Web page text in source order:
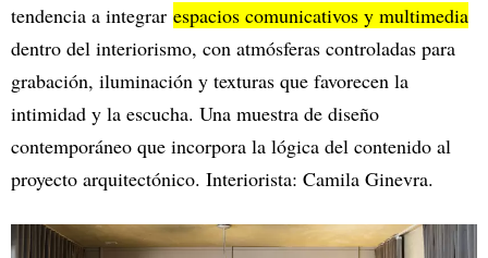
tendencia a integrar espacios comunicativos y multimedia
dentro del interiorismo, con atmósferas controladas para
grabación, iluminación y texturas que favorecen la
intimidad y la escucha. Una muestra de diseño
contemporáneo que incorpora la lógica del contenido al
proyecto arquitectónico. Interiorista: Camila Ginevra.